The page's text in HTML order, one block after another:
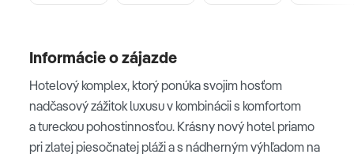
Informácie o zájazde
Hotelový komplex, ktorý ponúka svojim hosťom
nadčasový zážitok luxusu v kombinácii s komfortom
a tureckou pohostinnosťou. Krásny nový hotel priamo
pri zlatej piesočnatej pláži a s nádherným výhľadom na